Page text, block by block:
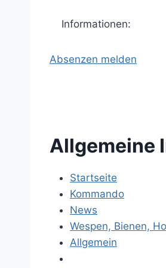
Informationen:
Absenzen melden
Allgemeine
Startseite
Kommando
News
Wespen, Bienen,
Allgemein